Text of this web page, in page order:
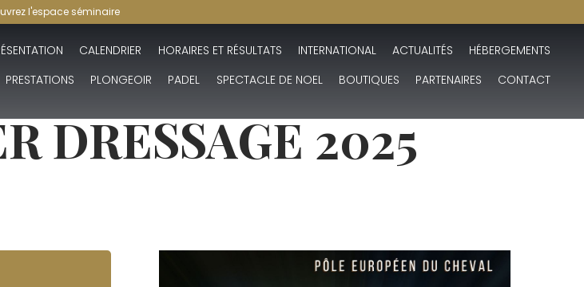
l'espace séminaire
CALENDRIER HORAIRES ET RÉSULTATS INTERNATIONAL ACTUALITÉS
HÉBERGEMENTS
PRESTATIONS
PLONGEOIR PADEL SPECTACLE DE NOEL BOUTIQUES PARTENAIRES CONTACT
DRESSAGE 2025